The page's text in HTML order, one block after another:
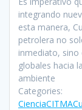
integrando
esta manera,
petrolera no
inmediato, sino
globales hacia
ambiente
Categories:
CienciaCITMA